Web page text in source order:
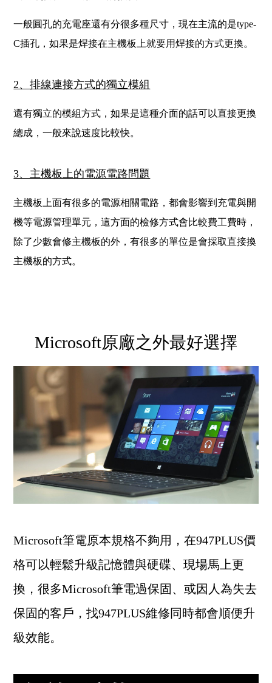
一般圓孔的充電座還有分很多種尺寸，現在主流的是type-
C插孔，如果是焊接在主機板上就要用焊接的方式更換。
2、排線連接方式的獨立模組
還有獨立的模組方式，如果是這種介面的話可以直接更換
總成，一般來說速度比較快。
3、主機板上的電源電路問題
主機板上面有很多的電源相關電路，都會影響到充電與開
機等電源管理單元，這方面的檢修方式會比較費工費時，
除了少數會修主機板的外，有很多的單位是會採取直接換
主機板的方式。
Microsoft原廠之外最好選擇
Microsoft筆電原本規格不夠用，在947PLUS價
格可以輕鬆升級記憶體與硬碟、現場馬上更
換，很多Microsoft筆電過保固、或因人為失去
保固的客戶，找947PLUS維修同時都會順便升
級效能。